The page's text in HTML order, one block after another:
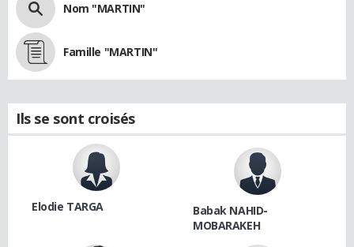
Nom "MARTIN"
Famille "MARTIN"
Ils se sont croisés
Elodie TARGA
Babak NAHID-
MOBARAKEH